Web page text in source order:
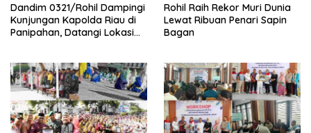
Dandim 0321/Rohil Dampingi
Kunjungan Kapolda Riau di
Panipahan, Datangi Lokasi
Rohil Raih Rekor Muri Dunia
Lewat Ribuan Penari Sapin
Bagan